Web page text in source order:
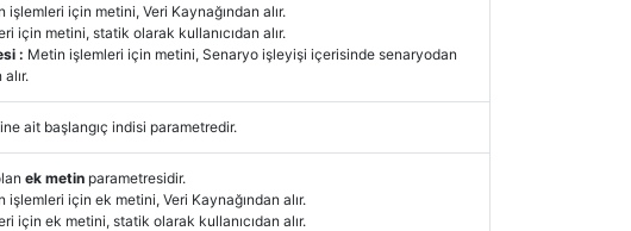
işlemleri için metini, Veri Kaynağından alır.
için metini, statik olarak kullanıcıdan alır.
: Metin işlemleri için metini, Senaryo işleyişi içerisinde senaryodan
ait başlangıç indisi parametredir.
ek metinparametresidir.
işlemleri için ek metini, Veri Kaynağından alır.
için ek metini, statik olarak kullanıcıdan alır.